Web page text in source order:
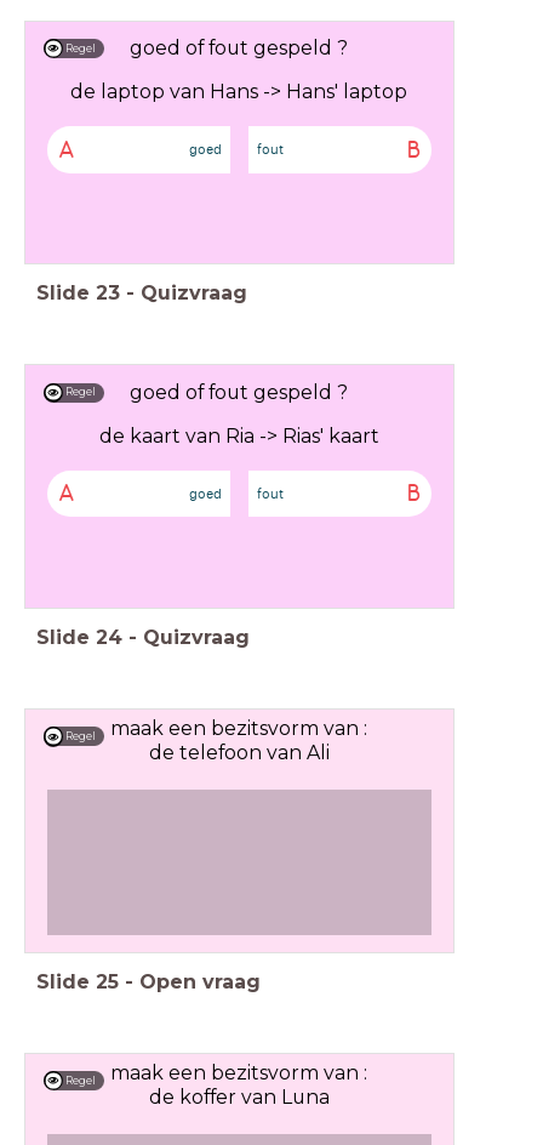
goed of fout gespeld ?
de laptop van Hans -> Hans' laptop
Regel
A goed B
fout
Slide 23 - Quizvraag
goed of fout gespeld ?
de kaart van Ria -> Rias' kaart
Regel
A goed B
fout
Slide 24 - Quizvraag
maak een bezitsvorm van :
de telefoon van Ali
Regel
Slide 25 - Open vraag
maak een bezitsvorm van :
de koffer van Luna
Regel